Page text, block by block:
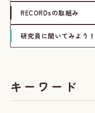
RECORDsの取組み
研究員に聞いてみよう！
キーワード